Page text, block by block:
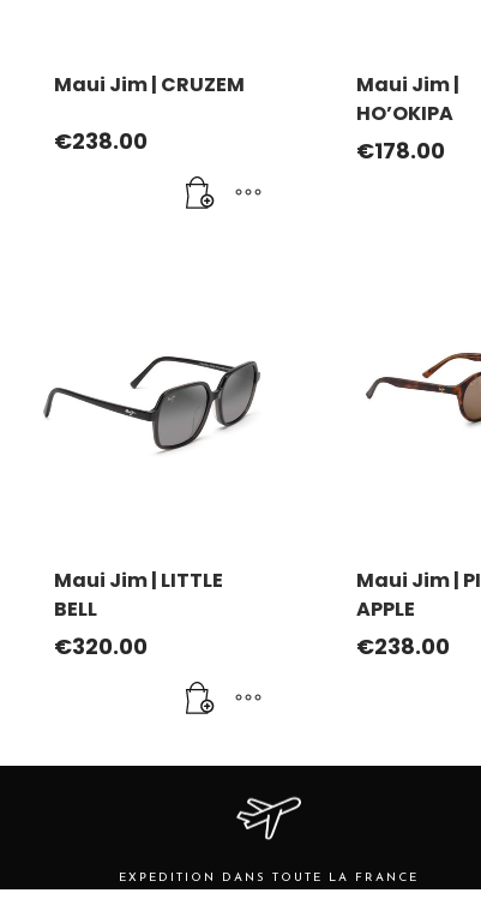
Maui Jim | CRUZEM
€238.00
Maui Jim |
HO’OKIPA
€178.00
Maui Jim | LITTLE
BELL
€320.00
Maui Jim |
APPLE
€238.00
EXPEDITION DANS TOUTE LA FRANCE